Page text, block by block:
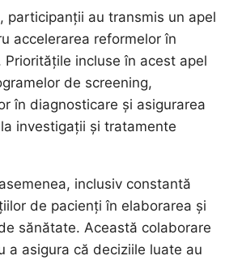
participanții au transmis un apel
accelerarea reformelor în
Prioritățile incluse în acest apel
de screening,
în diagnosticare și asigurarea
investigații și tratamente
inclusiv constantă
de pacienți în elaborarea și
sănătate. Această colaborare
a asigura că deciziile luate au